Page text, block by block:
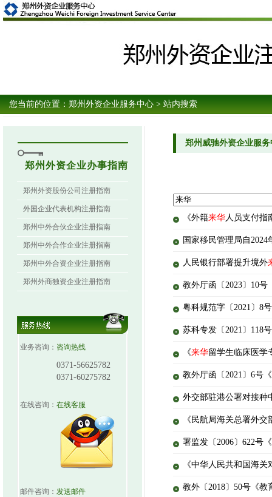
您当前的位置： 郑州外资企业服务中心 > 站内搜索
郑州外资企业办事指南
郑州外资股份公司注册指南
外国企业代表机构注册指南
郑州中外合伙企业注册指南
郑州中外合作企业注册指南
郑州中外合资企业注册指南
郑州外商独资企业注册指南
业务咨询： 咨询热线
0371-56625782
0371-60275782
在线咨询： 在线客服
邮件咨询： 发送邮件
郑州威驰外资企业服
《外籍来华人员支付指
国家移民管理局自
人民银行部署提升境外
教外厅函〔2023〕10
粤科规范字〔2021〕8
苏科专发〔2021〕118
《来华留学生临床医学
教外厅函〔2021〕6号
外交部驻港公署对接种
《民航局海关总署外交
署监发〔2006〕622号
《中华人民共和国海
教外〔2018〕50号《教